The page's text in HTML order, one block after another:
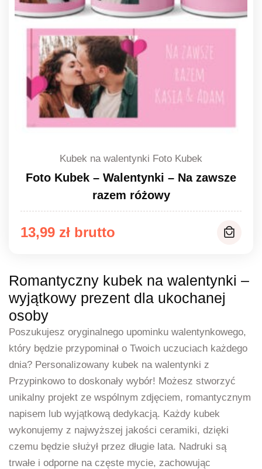
Kubek na walentynki Foto Kubek
Foto Kubek – Walentynki – Na zawsze
razem różowy
13,99 zł
Romantyczny kubek na walentynki –
wyjątkowy prezent dla ukochanej
osoby
Poszukujesz oryginalnego upominku walentynkowego,
który będzie przypominał o Twoich uczuciach każdego
dnia? Personalizowany kubek na walentynki z
Przypinkowo to doskonały wybór! Możesz stworzyć
unikalny projekt ze wspólnym zdjęciem, romantycznym
napisem lub wyjątkową dedykacją. Każdy kubek
wykonujemy z najwyższej jakości ceramiki, dzięki
czemu będzie służył przez długie lata. Nadruki są
trwałe i odporne na częste mycie, zachowując